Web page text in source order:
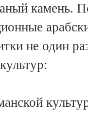
камень.
не один